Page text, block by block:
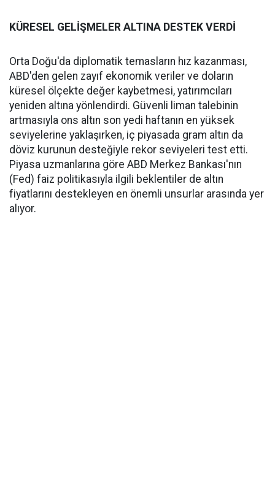
KÜRESEL GELİŞMELER ALTINA DESTEK VERDİ
Orta Doğu'da diplomatik temasların hız kazanması,
ABD'den gelen zayıf ekonomik veriler ve doların
küresel ölçekte değer kaybetmesi, yatırımcıları
yeniden altına yönlendirdi. Güvenli liman talebinin
artmasıyla ons altın son yedi haftanın en yüksek
seviyelerine yaklaşırken, iç piyasada gram altın da
döviz kurunun desteğiyle rekor seviyeleri test etti.
Piyasa uzmanlarına göre ABD Merkez Bankası'nın
(Fed) faiz politikasıyla ilgili beklentiler de altın
fiyatlarını destekleyen en önemli unsurlar arasında yer
alıyor.